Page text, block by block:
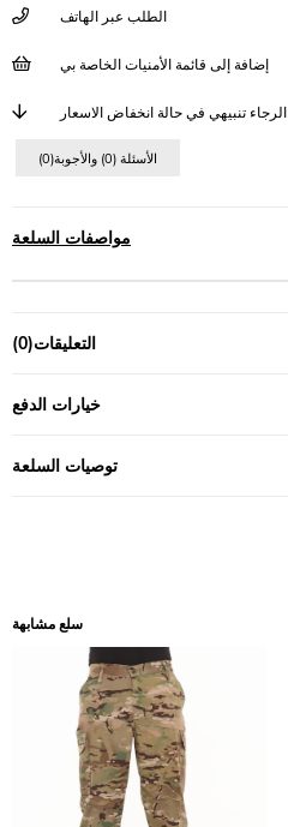
الطلب عبر الهاتف
إضافة إلى قائمة الأمنيات الخاصة بي
الرجاء تنبيهي في حالة انخفاض الاسعار
(0)الأسئلة (0) والأجوبة
مواصفات السلعة
التعليقات(0)
خيارات الدفع
توصيات السلعة
سلع مشابهة